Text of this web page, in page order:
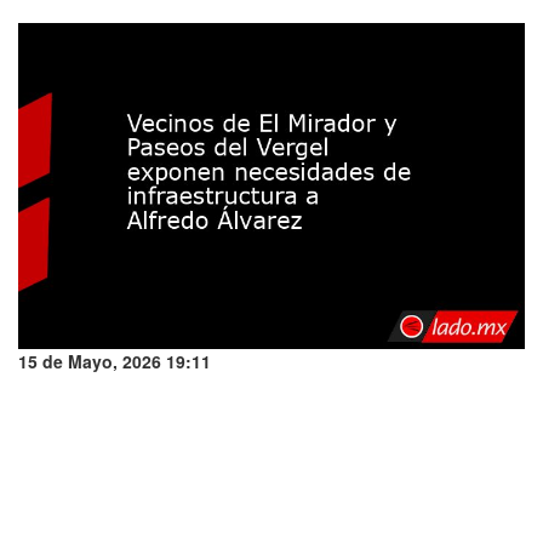
15 de Mayo, 2026 19:11